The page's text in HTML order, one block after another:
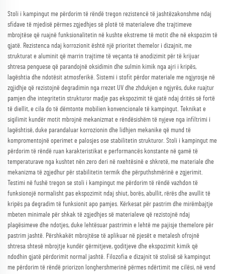
Stoli i kampingut me përdorim të rëndë tregon rezistencë të jashtëzakonshme ndaj
sfidave të mjedisë përmes zgjedhjes së plotë të materialeve dhe trajtimeve
mbrojtëse që ruajnë funksionalitetin në kushte ekstreme të motit dhe në ekspozim të
gjatë. Rezistenca ndaj korrozionit është një prioritet themelor i dizajnit, me
strukturat e aluminit që marrin trajtime të veçanta të anodizimit për të krijuar
shtresa penguese që parandojnë oksidimin dhe sulmin kimik nga ajri i kripës,
lagështia dhe ndotësit atmosferikë. Sistemi i stofit përdor materiale me ngjyrosje në
zgjidhje që rezistojnë degradimin nga rrezet UV dhe zhdukjen e ngjyrës, duke ruajtur
pamjen dhe integritetin strukturor madje pas ekspozimit të gjatë ndaj dritës së fortë
të diellit, e cila do të dëmtonte mobilien konvencionale të kampingut. Teknikat e
sigilimit kundër motit mbrojnë mekanizmat e rëndësishëm të nyjeve nga infiltrimi i
lagështisë, duke parandaluar korrozionin dhe lidhjen mekanike që mund të
kompromentojnë operimet e palosjes ose stabilitetin strukturor. Stoli i kampingut me
përdorim të rëndë ruan karakteristikat e performancës konstante në gamë të
temperaturave nga kushtet nën zero deri në nxehtësinë e shkretë, me materiale dhe
mekanizma të zgjedhur për stabilitetin termik dhe përputhshmërinë e zgjerimit.
Testimi në fushë tregon se stoli i kampingut me përdorim të rëndë vazhdon të
funksionojë normalisht pas ekspozimit ndaj shiut, borës, abullit, rërës dhe avullit të
kripës pa degradim të funksionit apo pamjes. Kërkesat për pastrim dhe mirëmbajtje
mbeten minimale për shkak të zgjedhjes së materialeve që rezistojnë ndaj
plagësimeve dhe ndotjes, duke lehtësuar pastrimin e lehtë me pajisje themelore për
pastrim jashtë. Përshkakët mbrojtëse të aplikuar në pjesët e metalesh ofrojnë
shtresa shtesë mbrojtje kundër gërmitjeve, goditjeve dhe ekspozimit kimik që
ndodhin gjatë përdorimit normal jashtë. Filozofia e dizajnit të stolisë së kampingut
me përdorim të rëndë priorizon longhershmerinë përmes ndërtimit me cilësi, në vend